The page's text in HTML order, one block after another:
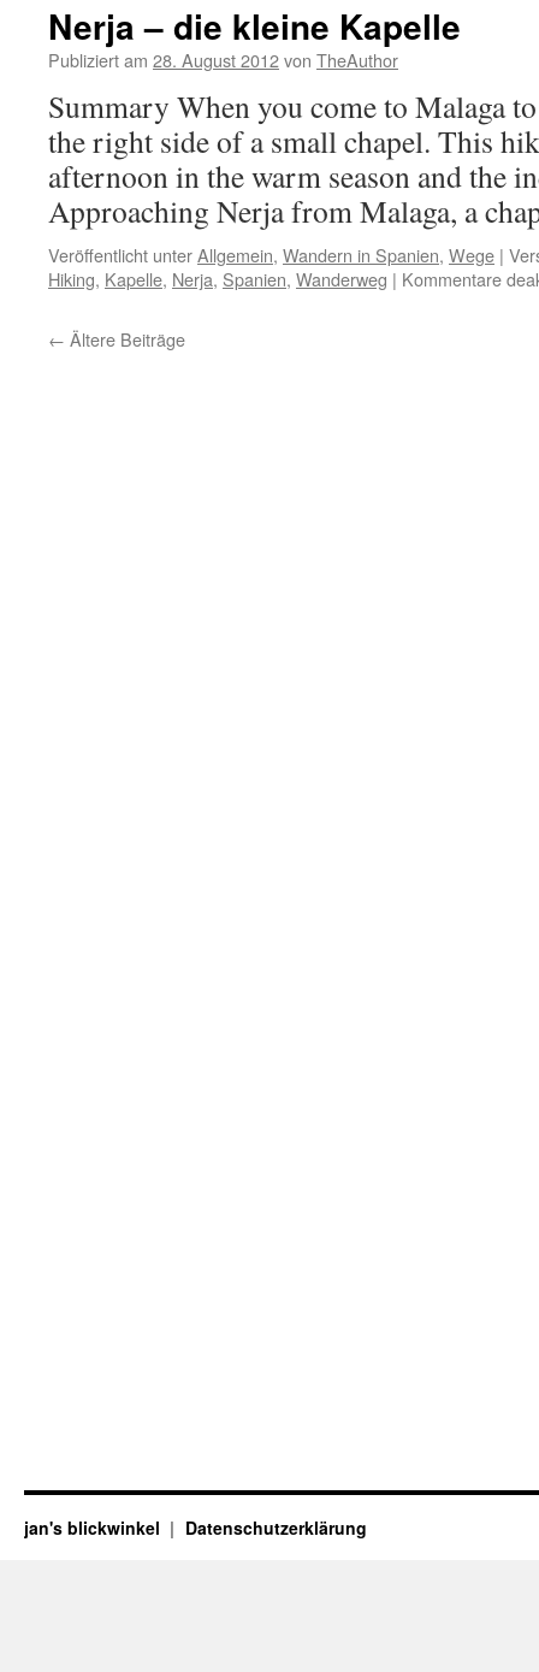
Nerja – die kleine Kapelle
Publiziert am 28. August 2012von TheAuthor
Summary When you come to Malaga
the right side of a small chapel. This
afternoon in the warm season and the
Approaching Nerja from Malaga, a
Veröffentlicht unterAllgemein, Wandern in Spanien, Wege |
Hiking, Kapelle, Nerja, Spanien, Wanderweg | Kommentare
← Ältere Beiträge
jan's blickwinkel Datenschutzerklärung